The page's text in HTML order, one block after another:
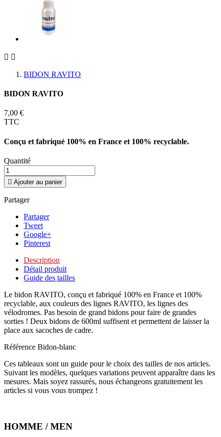
 
BIDON RAVITO
BIDON RAVITO
7,00 €
TTC
Conçu et fabriqué 100% en France et 100% recyclable.
Quantité
 Ajouter au panier
Partager
Partager
Tweet
Google+
Pinterest
Description
Détail produit
Guide des tailles
Le bidon RAVITO, conçu et fabriqué 100% en France et 100%
recyclable, aux couleurs des lignes RAVITO, les lignes des
vélodromes. Pas besoin de grand bidons pour faire de grandes
sorties ! Deux bidons de 600ml suffisent et permettent de laisser la
place aux sacoches de cadre.
Référence Bidon-blanc
Ces tableaux sont un guide pour le choix des tailles de nos articles.
Suivant les modèles, quelques variations peuvent apparaître dans les
mesures. Mais soyez rassurés, nous échangeons gratuitement les
articles si vous vous trompez !
HOMME / MEN